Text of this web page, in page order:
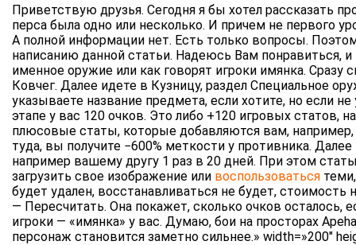
Приветствую друзья. Сегодня я бы хотел рассказать
перса была одно или несколько. И причем не первого
А полной информации нет. Есть только вопросы.
написанию данной статьи. Надеюсь Вам понравиться,
именное оружие или как говорят игроки имянка. Сразу
Ковчег. Далее идете в Кузницу, раздел Специальное
указываете название предмета, если хотите, но если
этапе у вас 120 очков. Это либо +120 игровых статов,
плюсовые статы, которые добавляются вам,
туда, вы получите −600% меткости у противника.
например вашему другу 1 раз в 20 дней. При этом
загрузить свое изображение или воспользоваться
будет удален, восстанавливаться не будет,
— Пересчитать. Она покажет, сколько очков
игроки — «имянка» у вас. Думаю, бои на просторах
персонаж становится заметно сильнее.» width=»200″